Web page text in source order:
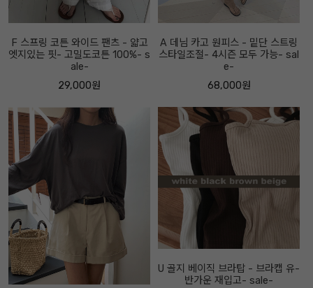
F 스프링 코튼 와이드 팬츠 - 얇고
엣지있는 핏- 고밀도코튼 100%- s
ale-
29,000원
A 데님 카고 원피스 - 밑단 스트링
스타일조절- 4시즌 모두 가능- sal
e-
68,000원
U 골지 베이직 브라탑 - 브라캡 유-
반가운 재입고- sale-